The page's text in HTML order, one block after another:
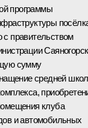
программы
правительством
сумму
средней
клуба
и автомобильных